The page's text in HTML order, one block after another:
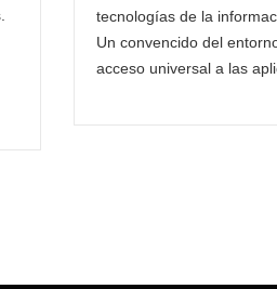
tecnologías de la
Un convencido del
acceso universal a las